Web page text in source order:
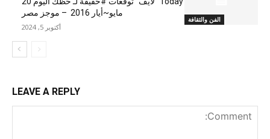
الفن والثقافة
مايو~أيار 2016 – موجز مصر
أكتوبر 5, 2024
LEAVE A REPLY